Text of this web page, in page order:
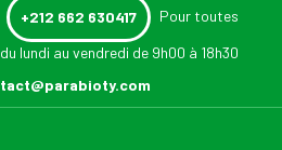
+212 662 630417 Pour toutes
lundi au vendredi de 9h00 à 18h30